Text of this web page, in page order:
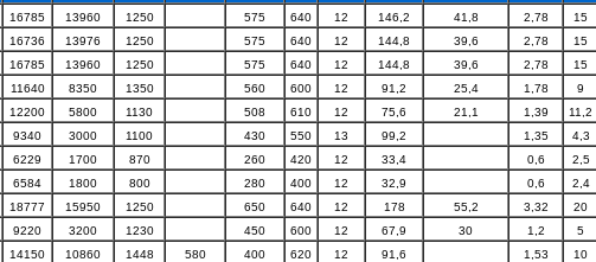
16785 13960 1250 575 640 12 146,2 41,8 2,78 15
16736 13976 1250 575 640 12 144,8 39,6 2,78 15
16785 13960 1250 575 640 12 144,8 39,6 2,78 15
11640 8350 1350 560 600 12 91,2 25,4 1,78 9
12200 5800 1130 508 610 12 75,6 21,1 1,39 11,2
9340 3000 1100 430 550 13 99,2 1,35 4,3
6229 1700 870 260 420 12 33,4 0,6 2,5
6584 1800 800 280 400 12 32,9 0,6 2,4
18777 15950 1250 650 640 12 178 55,2 3,32 20
9220 3200 1230 450 600 12 67,9 30 1,2 5
14150 10860 1448 580 400 620 12 91,6 1,53 10